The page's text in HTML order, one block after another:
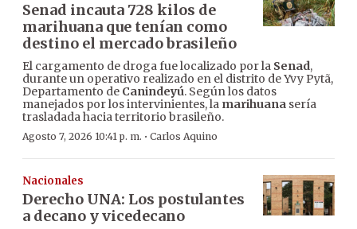
Senad incauta 728 kilos de
marihuana que tenían como
destino el mercado brasileño
El cargamento de droga fue localizado por la Senad,
durante un operativo realizado en el distrito de Yvy Pytã,
Departamento de Canindeyú. Según los datos
manejados por los intervinientes, la marihuana sería
trasladada hacia territorio brasileño.
Agosto 7, 2026 10:41 p. m. · Carlos Aquino
Nacionales
Derecho UNA: Los postulantes
a decano y vicedecano